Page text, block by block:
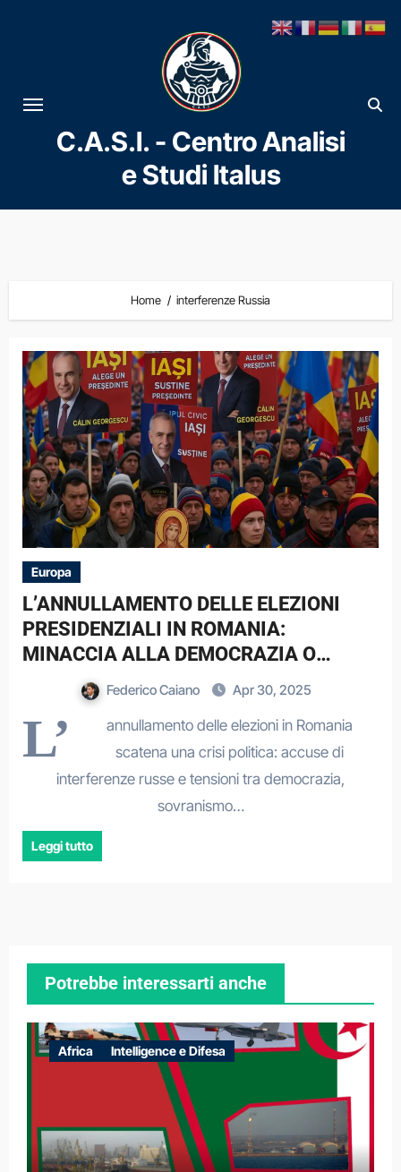
al
contenuto
C.A.S.I. - Centro Analisi
e Studi Italus
Home interferenze Russia
Europa
L’ANNULLAMENTO DELLE ELEZIONI
PRESIDENZIALI IN ROMANIA:
MINACCIA ALLA DEMOCRAZIA O
TUTELA DELL’ORDINE LIBERALE?
Federico Caiano Apr 30, 2025
L’
annullamento delle elezioni in Romania
scatena una crisi politica: accuse di
interferenze russe e tensioni tra democrazia,
sovranismo…
Leggi tutto
Potrebbe interessarti anche
Africa Intelligence e Difesa